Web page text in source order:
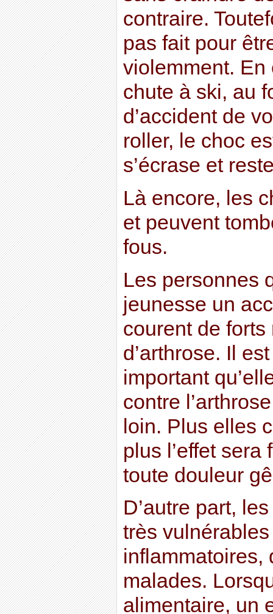
contraire.
pas fait pour
violemment. En
chute à ski, au
d’accident de
roller, le choc
s’écrase et
Là encore, les
et peuvent
fous.
Les personnes
jeunesse un
courent de
d’arthrose. Il
important
contre
loin. Plus elles
plus l’effet sera
toute douleur
D’autre part,
très
inflammatoires,
malades.
alimentaire, un